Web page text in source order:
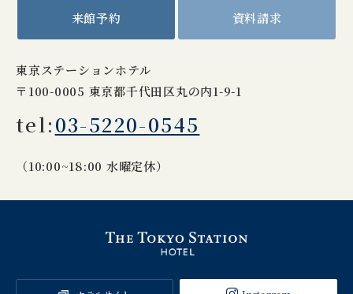
来館予約 資料請求
東京ステーションホテル
〒100-0005 東京都千代田区丸の内1-9-1
tel:03-5220-0545
（10:00~18:00 水曜定休）